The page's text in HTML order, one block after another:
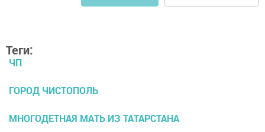
Теги:
ЧП
ГОРОД ЧИСТОПОЛЬ
МНОГОДЕТНАЯ МАТЬ ИЗ ТАТАРСТАНА